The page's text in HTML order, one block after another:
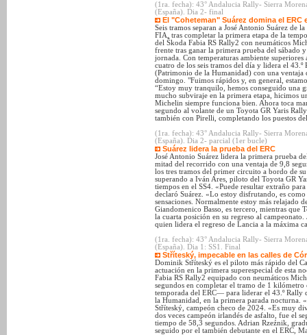
(1ra. fecha): 43° Andalucia Rally- Sierra
(España). Dia 2- final
El "Coheteman" Suárez domina el ERC
Seis tramos separan a José Antonio Suárez de
FIA, tras completar la primera etapa de la
del Škoda Fabia RS Rally2 con neumáticos
frente tras ganar la primera prueba del sábado
jornada. Con temperaturas ambiente
cuatro de los seis tramos del día y lidera el
(Patrimonio de la Humanidad) con una ventaja
domingo. "Fuimos rápidos y, en general,
“Estoy muy tranquilo, hemos conseguido una
mucho subviraje en la primera etapa, hicimos
Michelin siempre funciona bien. Ahora toca
segundo al volante de un Toyota GR Yaris
también con Pirelli, completando los puestos
(1ra. fecha): 43° Andalucia Rally- Sierra
(España). Dia 2- parcial (1er bucle)
Suárez lidera la prueba del ERC
José Antonio Suárez lidera la primera prueba
mitad del recorrido con una ventaja de 9,8
los tres tramos del primer circuito a bordo de
superando a Iván Ares, piloto del Toyota GR
tiempos en el SS4. «Puede resultar extraño
declaró Suárez. «Lo estoy disfrutando, es
sensaciones. Normalmente estoy más relajado
Giandomenico Basso, es tercero, mientras que
la cuarta posición en su regreso al
quien lidera el regreso de Lancia a la máxima
(1ra. fecha): 43° Andalucia Rally- Sierra
(España). Dia 1: SS1. Final
Stříteský, impecable en las calles de
Dominik Stříteský es el piloto más rápido del
actuación en la primera superespecial de esta
Fabia RS Rally2 equipado con neumáticos
segundos en completar el tramo de 1
temporada del ERC— para liderar el 43.º
la Humanidad, en la primera parada nocturna.
Stříteský, campeón checo de 2024. «Es muy
dos veces campeón irlandés de asfalto, fue el
tiempo de 58,3 segundos. Adrian Rzeźnik,
seguido por el también debutante en el ERC,